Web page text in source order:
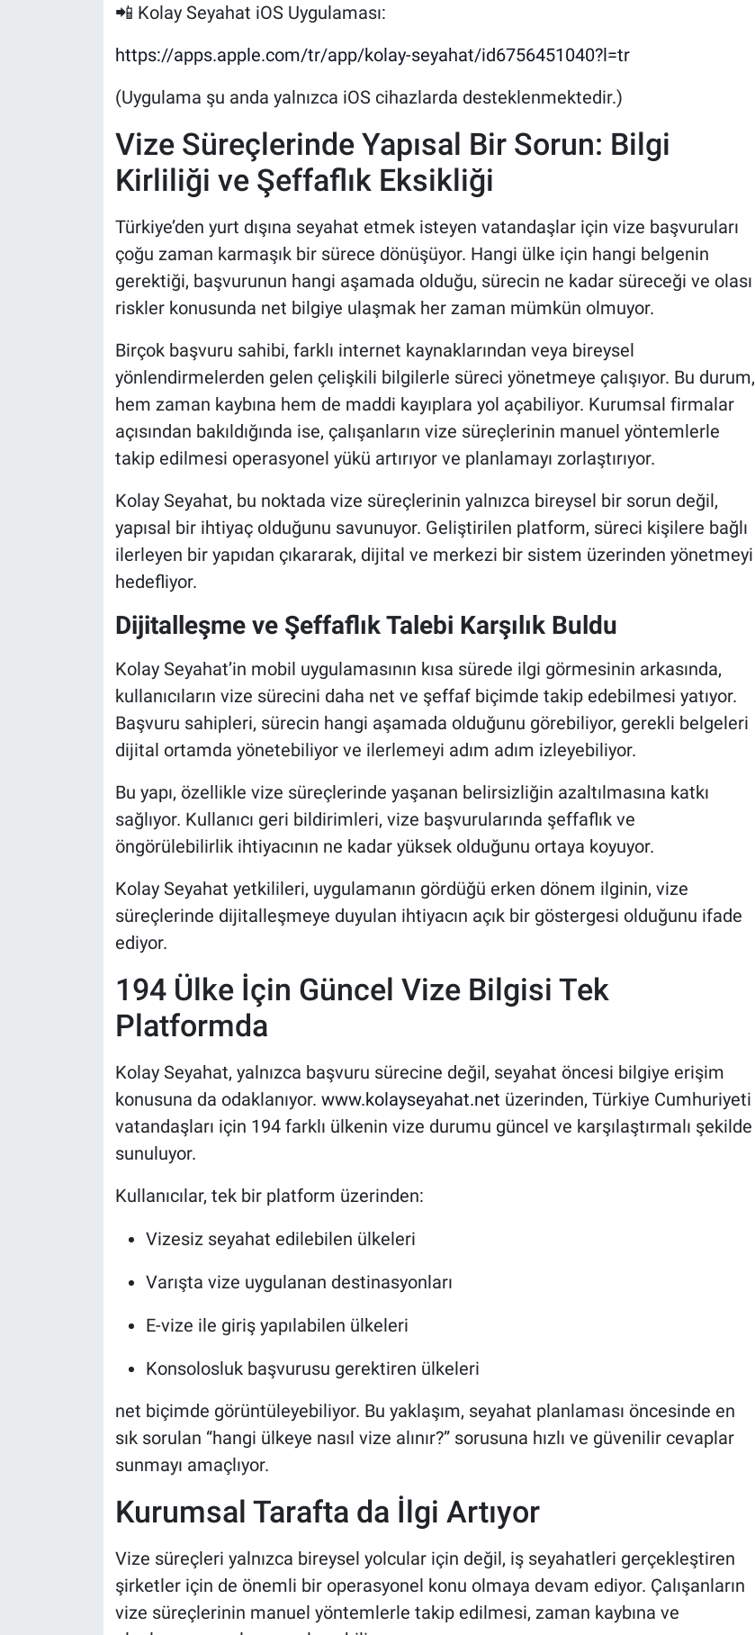
📲 Kolay Seyahat iOS Uygulaması:
https://apps.apple.com/tr/app/kolay-seyahat/id6756451040?l=tr
(Uygulama şu anda yalnızca iOS cihazlarda desteklenmektedir.)
Vize Süreçlerinde Yapısal Bir Sorun: Bilgi
Kirliliği ve Şeffaflık Eksikliği
Türkiye’den yurt dışına seyahat etmek isteyen vatandaşlar için vize başvuruları
çoğu zaman karmaşık bir sürece dönüşüyor. Hangi ülke için hangi belgenin
gerektiği, başvurunun hangi aşamada olduğu, sürecin ne kadar süreceği ve olası
riskler konusunda net bilgiye ulaşmak her zaman mümkün olmuyor.
Birçok başvuru sahibi, farklı internet kaynaklarından veya bireysel
yönlendirmelerden gelen çelişkili bilgilerle süreci yönetmeye çalışıyor. Bu durum,
hem zaman kaybına hem de maddi kayıplara yol açabiliyor. Kurumsal firmalar
açısından bakıldığında ise, çalışanların vize süreçlerinin manuel yöntemlerle
takip edilmesi operasyonel yükü artırıyor ve planlamayı zorlaştırıyor.
Kolay Seyahat, bu noktada vize süreçlerinin yalnızca bireysel bir sorun değil,
yapısal bir ihtiyaç olduğunu savunuyor. Geliştirilen platform, süreci kişilere bağlı
ilerleyen bir yapıdan çıkararak, dijital ve merkezi bir sistem üzerinden yönetmeyi
hedefliyor.
Dijitalleşme ve Şeffaflık Talebi Karşılık Buldu
Kolay Seyahat’in mobil uygulamasının kısa sürede ilgi görmesinin arkasında,
kullanıcıların vize sürecini daha net ve şeffaf biçimde takip edebilmesi yatıyor.
Başvuru sahipleri, sürecin hangi aşamada olduğunu görebiliyor, gerekli belgeleri
dijital ortamda yönetebiliyor ve ilerlemeyi adım adım izleyebiliyor.
Bu yapı, özellikle vize süreçlerinde yaşanan belirsizliğin azaltılmasına katkı
sağlıyor. Kullanıcı geri bildirimleri, vize başvurularında şeffaflık ve
öngörülebilirlik ihtiyacının ne kadar yüksek olduğunu ortaya koyuyor.
Kolay Seyahat yetkilileri, uygulamanın gördüğü erken dönem ilginin, vize
süreçlerinde dijitalleşmeye duyulan ihtiyacın açık bir göstergesi olduğunu ifade
ediyor.
194 Ülke İçin Güncel Vize Bilgisi Tek
Platformda
Kolay Seyahat, yalnızca başvuru sürecine değil, seyahat öncesi bilgiye erişim
konusuna da odaklanıyor. www.kolayseyahat.net üzerinden, Türkiye Cumhuriyeti
vatandaşları için 194 farklı ülkenin vize durumu güncel ve karşılaştırmalı şekilde
sunuluyor.
Kullanıcılar, tek bir platform üzerinden:
Vizesiz seyahat edilebilen ülkeleri
Varışta vize uygulanan destinasyonları
E-vize ile giriş yapılabilen ülkeleri
Konsolosluk başvurusu gerektiren ülkeleri
net biçimde görüntüleyebiliyor. Bu yaklaşım, seyahat planlaması öncesinde en
sık sorulan “hangi ülkeye nasıl vize alınır?” sorusuna hızlı ve güvenilir cevaplar
sunmayı amaçlıyor.
Kurumsal Tarafta da İlgi Artıyor
Vize süreçleri yalnızca bireysel yolcular için değil, iş seyahatleri gerçekleştiren
şirketler için de önemli bir operasyonel konu olmaya devam ediyor. Çalışanların
vize süreçlerinin manuel yöntemlerle takip edilmesi, zaman kaybına ve